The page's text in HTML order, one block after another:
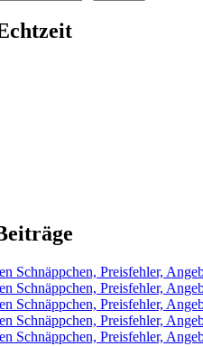
Schnäppchen, Preisfehler,
Schnäppchen, Preisfehler,
Schnäppchen, Preisfehler,
Schnäppchen, Preisfehler,
Schnäppchen, Preisfehler,